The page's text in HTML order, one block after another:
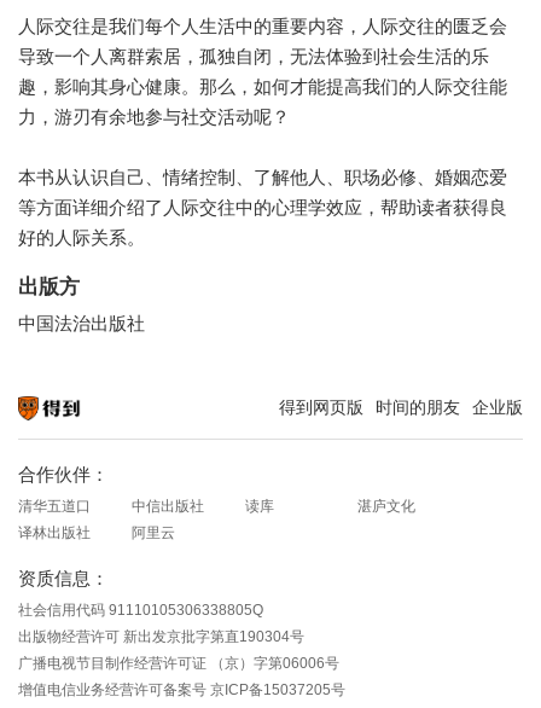
人际交往是我们每个人生活中的重要内容，人际交往的匮乏会
导致一个人离群索居，孤独自闭，无法体验到社会生活的乐
趣，影响其身心健康。那么，如何才能提高我们的人际交往能
力，游刃有余地参与社交活动呢？
本书从认识自己、情绪控制、了解他人、职场必修、婚姻恋爱
等方面详细介绍了人际交往中的心理学效应，帮助读者获得良
好的人际关系。
出版方
中国法治出版社
得到网页版 时间的朋友 企业版
合作伙伴：
清华五道口 中信出版社 读库
湛庐文化
译林出版社
阿里云
资质信息：
社会信用代码 91110105306338805Q
出版物经营许可 新出发京批字第直190304号
广播电视节目制作经营许可证 （京）字第06006号
增值电信业务经营许可备案号 京ICP备15037205号